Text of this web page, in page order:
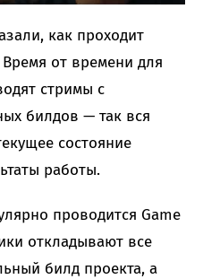
как проходит
от времени для
стримы с
билдов — так вся
состояние
работы.
проводится Game
откладывают все
билд проекта, а